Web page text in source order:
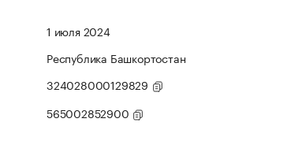
1 июля 2024
Республика Башкортостан
324028000129829
565002852900